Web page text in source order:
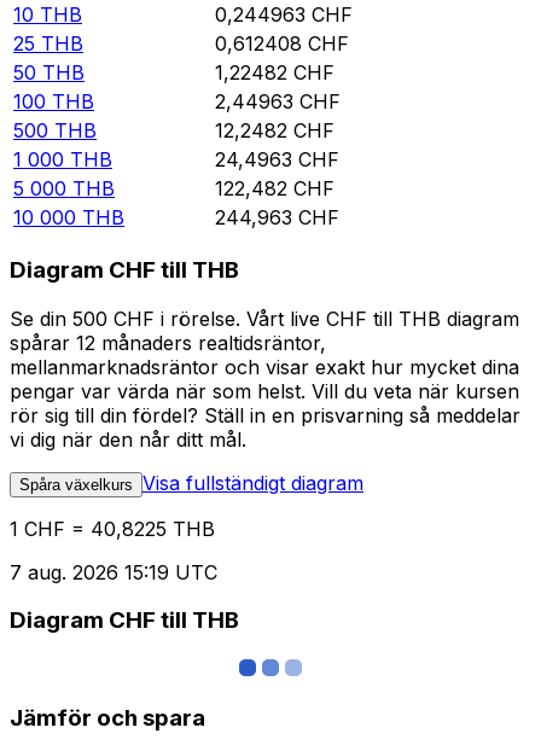
10 THB 0,244963 CHF
25 THB 0,612408 CHF
50 THB 1,22482 CHF
100 THB 2,44963 CHF
500 THB 12,2482 CHF
1 000 THB 24,4963 CHF
5 000 THB 122,482 CHF
10 000 THB 244,963 CHF
Diagram CHF till THB
Se din 500 CHF i rörelse. Vårt live CHF till THB diagram
spårar 12 månaders realtidsräntor,
mellanmarknadsräntor och visar exakt hur mycket dina
pengar var värda när som helst. Vill du veta när kursen
rör sig till din fördel? Ställ in en prisvarning så meddelar
vi dig när den når ditt mål.
Spåra växelkurs Visa fullständigt diagram
1 CHF = 40,8225 THB
7 aug. 2026 15:19 UTC
Diagram CHF till THB
Jämför och spara